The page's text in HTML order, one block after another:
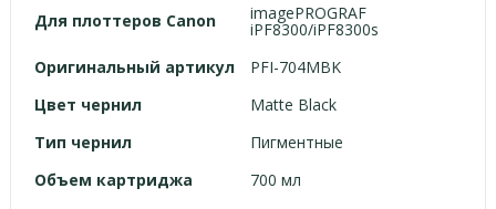
Для плоттеров Canon imagePROGRAF
iPF8300/iPF8300s
Оригинальный артикул
PFI-704MBK
Цвет чернил
Matte Black
Тип чернил
Пигментные
Объем картриджа
700 мл